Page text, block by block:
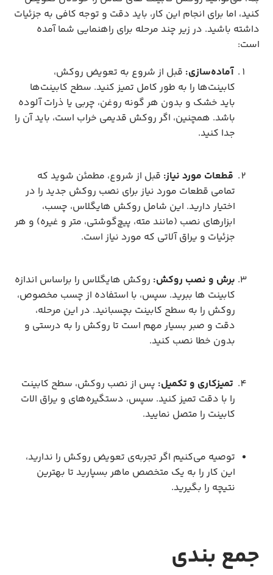
کنید، اما برای انجام این کار، باید دقت و توجه کافی به جزئیات
داشته باشید. در زیر چند مرحله برای راهنمایی شما آمده
است:
آماده‌سازی: قبل از شروع به تعویض روکش،
کابینت‌ها را به طور کامل تمیز کنید. سطح کابینت‌ها
باید خشک و بدون هر گونه روغن، چربی یا ذرات آلوده
باشد. همچنین، اگر روکش قدیمی خراب است، باید آن را
جدا کنید.
قطعات مورد نیاز: قبل از شروع، مطمئن شوید که
تمامی قطعات مورد نیاز برای نصب روکش جدید را در
اختیار دارید. این شامل روکش هایگلاس، چسب،
ابزارهای نصب (مانند مته، پیچ‌گوشتی، متر و غیره) و هر
جزئیات و یراق آلاتی که مورد نیاز است.
برش و نصب روکش: روکش هایگلاس را براساس اندازه
کابینت ها ببرید. سپس، با استفاده از چسب مخصوص،
روکش را به سطح کابینت بچسبانید. در این مرحله،
دقت و صبر بسیار مهم است تا روکش را به درستی و
بدون خطا نصب کنید.
تمیزکاری و تکمیل: پس از نصب روکش، سطح کابینت
را با دقت تمیز کنید. سپس، دستگیره‌های و یراق الات
کابینت را متصل نمایید.
توصیه می‌کنیم اگر تجربه‌ی تعویض روکش را ندارید،
این کار را به یک متخصص ماهر بسپارید تا بهترین
نتیچه را بگیرید.
جمع بندی